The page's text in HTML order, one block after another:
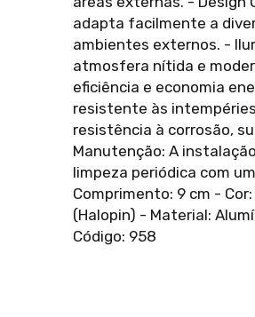
adapta facilmente a
ambientes externos. -
atmosfera nítida e
eficiência e economia
resistente às
resistência à corrosão,
Manutenção: A
limpeza periódica com
Comprimento: 9 cm -
(Halopin) - Material:
Código: 958